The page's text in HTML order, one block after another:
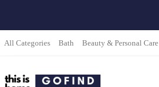
All Categories Bath Beauty & Personal Care